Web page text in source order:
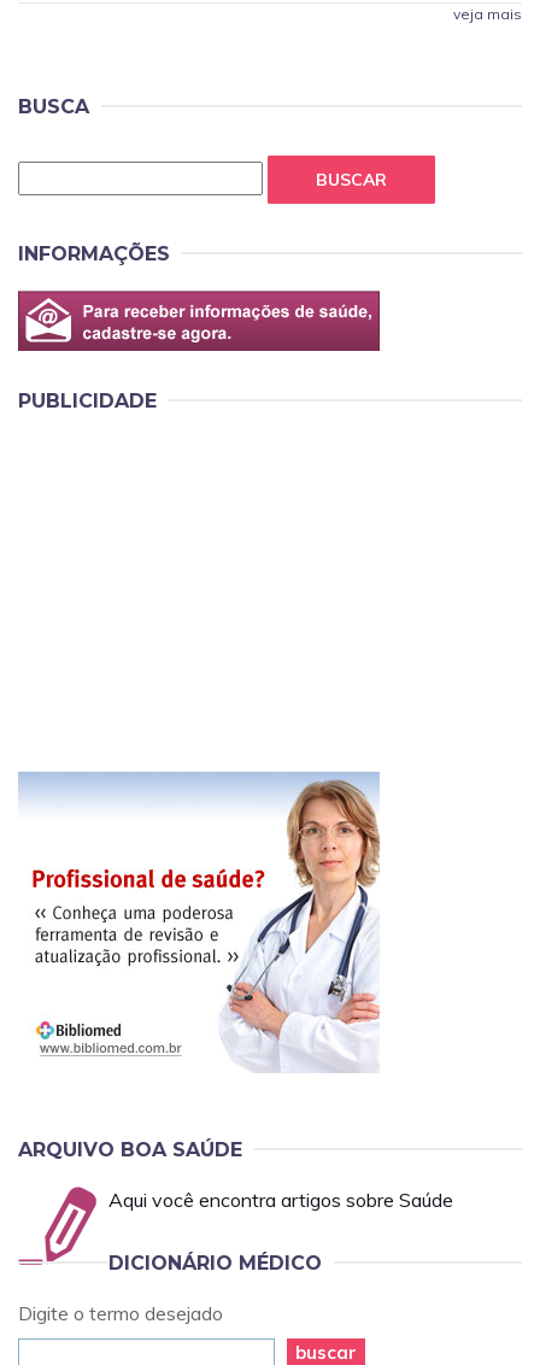
veja mais
BUSCA
BUSCAR
INFORMAÇÕES
PUBLICIDADE
ARQUIVO BOA SAÚDE
Aqui você encontra artigos sobre Saúde
DICIONÁRIO MÉDICO
Digite o termo desejado
buscar